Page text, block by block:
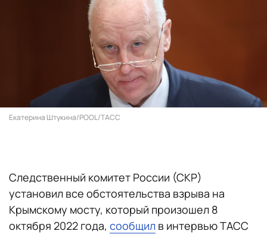
Екатерина Штукина/POOL/ТАСС
Следственный комитет России (СКР)
установил все обстоятельства взрыва на
Крымскому мосту, который произошел 8
октября 2022 года, сообщил в интервью ТАСС